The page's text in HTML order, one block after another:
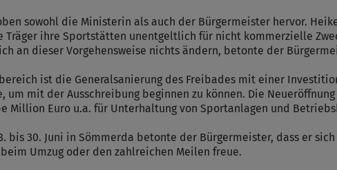
sowohl die Ministerin als auch der Bürgermeister hervor.
ihre Sportstätten unentgeltlich für nicht kommerzielle
an dieser Vorgehensweise nichts ändern, betonte der
ist die Generalsanierung des Freibades mit einer
mit der Ausschreibung beginnen zu können. Die
Million Euro u.a. für Unterhaltung von Sportanlagen und
bis 30. Juni in Sömmerda betonte der Bürgermeister, dass er
Umzug oder den zahlreichen Meilen freue.